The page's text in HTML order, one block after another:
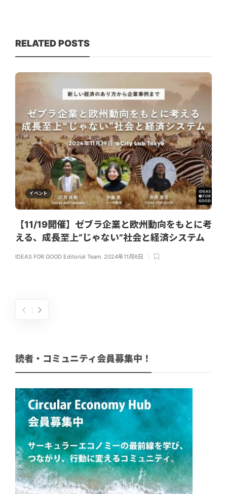
RELATED POSTS
イベント
【11/19開催】ゼブラ企業と欧州動向をもとに考
える、成長至上“じゃない”社会と経済システム
IDEAS FOR GOOD Editorial Team, 2024年11月6日
読者・コミュニティ会員募集中！